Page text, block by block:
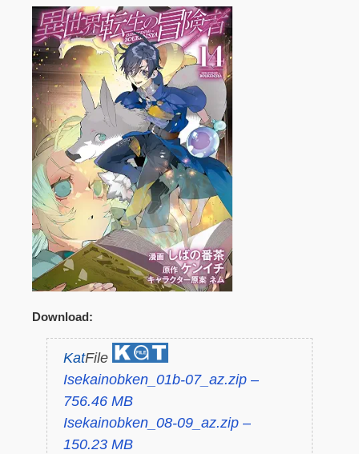
t
Download:
KatFile
Isekainobken_01b-07_az.zip –
756.46 MB
Isekainobken_08-09_az.zip –
150.23 MB